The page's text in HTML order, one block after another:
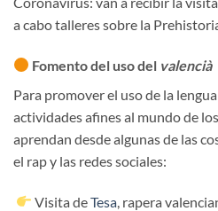
a cabo talleres sobre la
Fomento del uso del valencià
Para promover el uso de la
actividades afines al mundo de
aprendan desde algunas de las
el rap y las redes sociales:
Visita deTesa , rapera